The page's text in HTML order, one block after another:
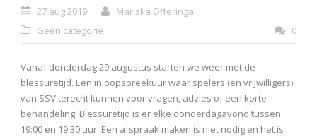
27 aug 2019
Mariska Offeringa
Geen categorie
0
Vanaf donderdag 29 augustus starten we weer met de
blessuretijd. Een inloopspreekuur waar spelers (en vrijwilligers)
van SSV terecht kunnen voor vragen, advies of een korte
behandeling. Blessuretijd is er elke donderdagavond tussen
19:00 en 19:30 uur. Een afspraak maken is niet nodig en het is